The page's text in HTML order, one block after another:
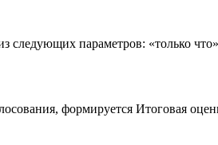
следующих параметров: «только
формируется Итоговая